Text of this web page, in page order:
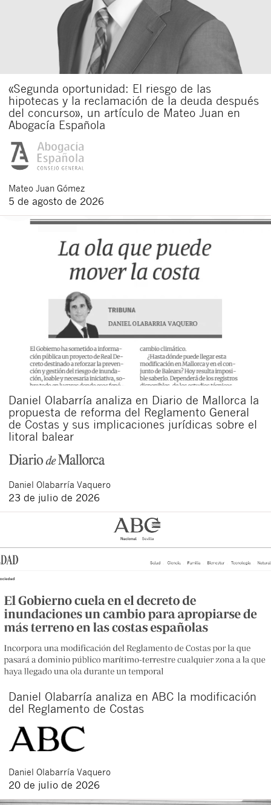
«Segunda oportunidad: El riesgo de las
hipotecas y la reclamación de la deuda después
del concurso», un artículo de Mateo Juan en
Abogacía Española
Mateo Juan Gómez
5 de agosto de 2026
Daniel Olabarría analiza en Diario de Mallorca la
propuesta de reforma del Reglamento General
de Costas y sus implicaciones jurídicas sobre el
litoral balear
Daniel Olabarría Vaquero
23 de julio de 2026
Daniel Olabarría analiza en ABC la modificación
del Reglamento de Costas
Daniel Olabarría Vaquero
20 de julio de 2026